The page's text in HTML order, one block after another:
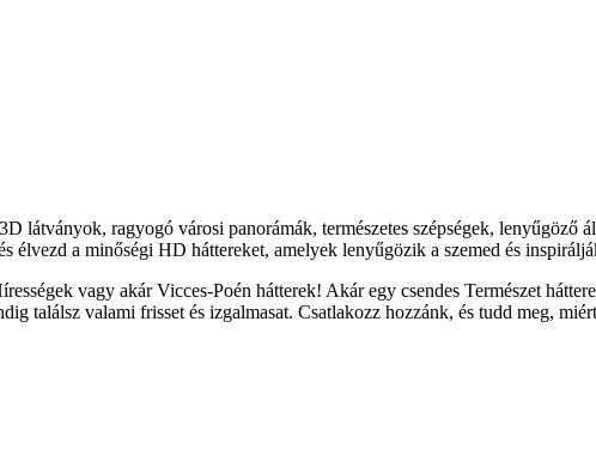
ragyogó városi panorámák, természetes szépségek, lenyűgöző
élvezd a minőségi HD háttereket, amelyek lenyűgözik a szemed és
vagy akár Vicces-Poén hátterek! Akár egy csendes Természet
találsz valami frisset és izgalmasat. Csatlakozz hozzánk, és tudd meg,